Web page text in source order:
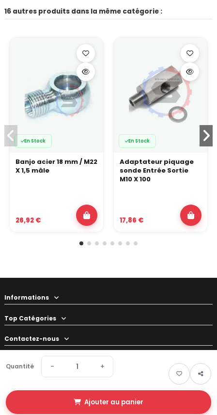
Quantité − +
Ajouter au panier
16 autres produits dans la même catégorie :
En Stock
Banjo acier 18 mm / M22
X 1,5 mâle
26,92 €
En Stock
Adaptateur piquage
sonde Entrée Sortie
M10 X 100
17,86 €
Informations
Top Catégories
Contactez-nous
Votre préparateur
© 2026 Swapland - Tous droits réservés • Made by